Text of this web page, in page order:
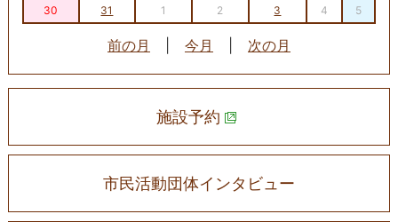
30
31 1 2 3 4 5
前の月 今月 次の月
施設予約
市民活動団体インタビュー